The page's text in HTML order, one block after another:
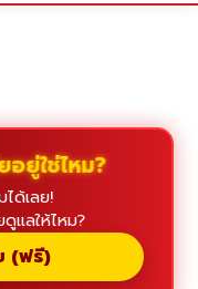
อยู่ใช่ไหม?
ด้เลย!
ดูแลให้ไหม?
(ฟรี)